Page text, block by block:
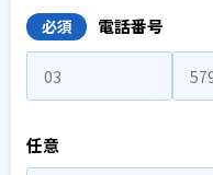
必須 電話番号
任意